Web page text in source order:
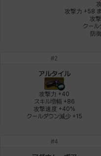
ヒスイ
ヘジン
ミルカ
攻撃力 +58
攻
クー
防
#2
アルタイル
攻撃力 +40
スキル増幅 +86
攻撃速度 +40%
クールダウン減少 +15
#4